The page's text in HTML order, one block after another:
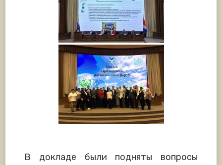
В докладе были подняты вопросы